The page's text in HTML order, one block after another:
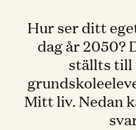
Hur ser ditt
dag år 2050?
ställts till
Mitt liv. Nedan